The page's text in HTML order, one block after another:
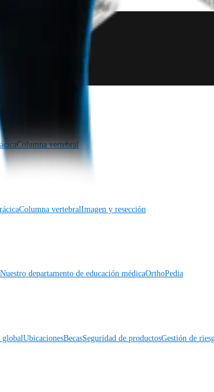
Columna vertebral
Columna vertebralImagen y resección
Nuestro departamento de educación médicaOrthoPedia
globalUbicacionesBecasSeguridad de productosGestión de